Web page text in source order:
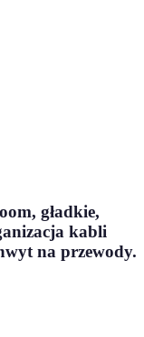
gładkie,
kabli
na przewody.